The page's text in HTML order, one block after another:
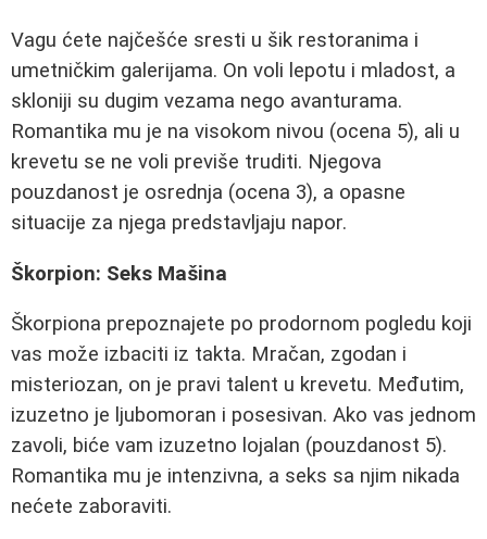
Vagu ćete najčešće sresti u šik restoranima i
umetničkim galerijama. On voli lepotu i mladost, a
skloniji su dugim vezama nego avanturama.
Romantika mu je na visokom nivou (ocena 5), ali u
krevetu se ne voli previše truditi. Njegova
pouzdanost je osrednja (ocena 3), a opasne
situacije za njega predstavljaju napor.
Škorpion: Seks Mašina
Škorpiona prepoznajete po prodornom pogledu koji
vas može izbaciti iz takta. Mračan, zgodan i
misteriozan, on je pravi talent u krevetu. Međutim,
izuzetno je ljubomoran i posesivan. Ako vas jednom
zavoli, biće vam izuzetno lojalan (pouzdanost 5).
Romantika mu je intenzivna, a seks sa njim nikada
nećete zaboraviti.